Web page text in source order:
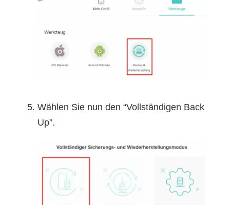
Wählen Sie nun den “Vollständigen Back
Up”.